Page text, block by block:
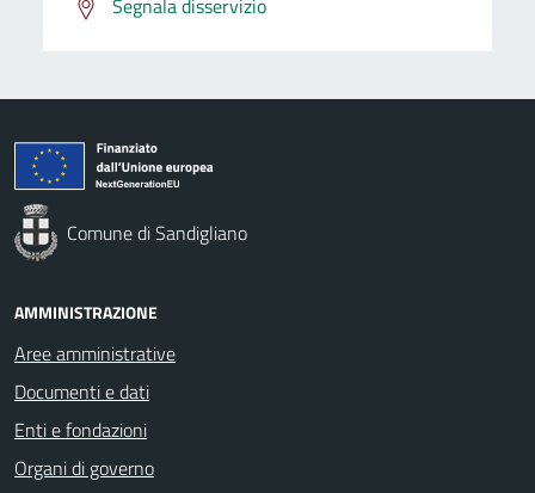
Comune di Sandigliano
AMMINISTRAZIONE
Aree amministrative
Documenti e dati
Enti e fondazioni
Organi di governo